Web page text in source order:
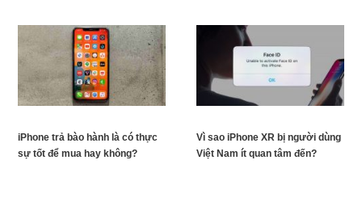
iPhone trả bào hành là có thực
sự tốt để mua hay không?
Vì sao iPhone XR bị người dùng
Việt Nam ít quan tâm đến?